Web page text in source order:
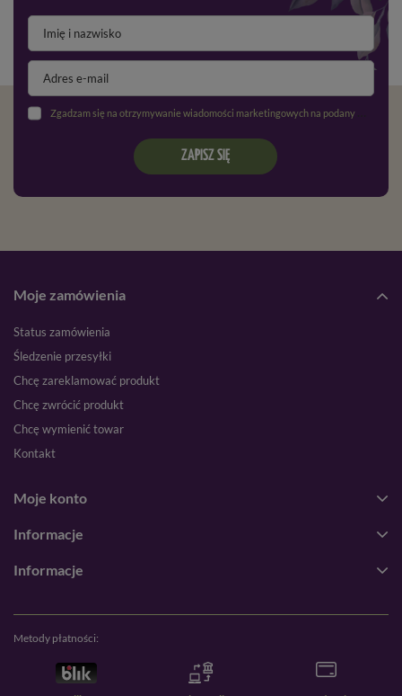
Zgadzam się na otrzymywanie wiadomości marketingowych na podany adres e-mail oraz przetwarzanie danych osobowych zgodnie z
ZAPISZ SIĘ
Moje zamówienia
Status zamówienia
Śledzenie przesyłki
Chcę zareklamować produkt
Chcę zwrócić produkt
Chcę wymienić towar
Kontakt
Moje konto
Informacje
Informacje
Metody płatności: